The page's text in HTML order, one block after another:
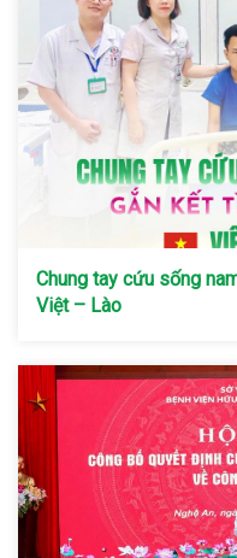
Chung tay cứu sống
Việt – Lào